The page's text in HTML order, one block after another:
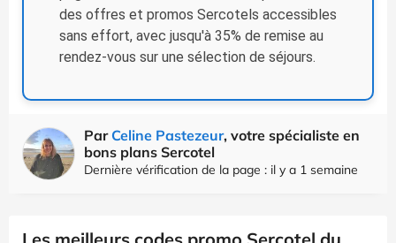
des offres et promos Sercotels accessibles
sans effort, avec jusqu'à 35% de remise au
rendez-vous sur une sélection de séjours.
Par Celine Pastezeur, votre spécialiste en
bons plans Sercotel
Dernière vérification de la page : il y a 1 semaine